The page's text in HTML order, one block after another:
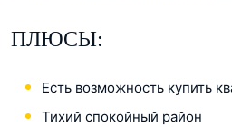
ПЛЮСЫ:
Есть возможность купить
Тихий спокойный район